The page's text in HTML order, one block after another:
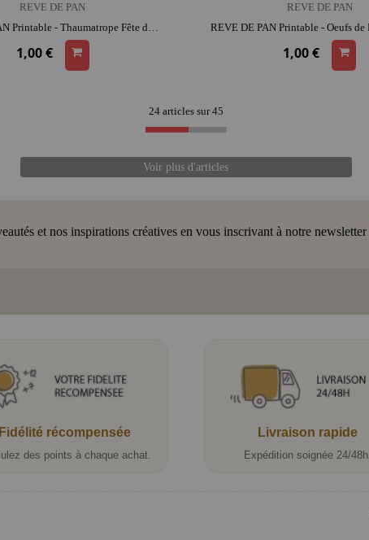
REVE DE PAN
REVE DE PAN Printable - Thaumatrope Fête des mères | activité créative | moment convivial et intergénérationnel
1,00 €
REVE DE PAN
1,00 €
24 articles sur 45
Voir plus d'articles
et nos inspirations créatives en vous inscrivant à notre newsletter
Fidélité récompensée
des points à chaque achat.
Livraison rapide
Expédition soignée 24/48h.